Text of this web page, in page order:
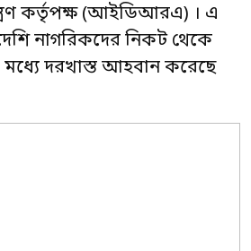
কর্তৃপক্ষ (আইডিআরএ) । এ
নাগরিকদের নিকট থেকে
দরখাস্ত আহবান করেছে